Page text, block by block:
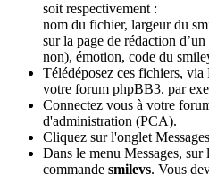
soit respectivement :
nom du fichier, largeur du
sur la page de rédaction
non), émotion, code du
Télédéposez ces fichiers, via
votre forum phpBB3. par
Connectez vous à votre
d'administration (PCA).
Cliquez sur l'onglet Messages
Dans le menu Messages, sur
commande smileys. Vous